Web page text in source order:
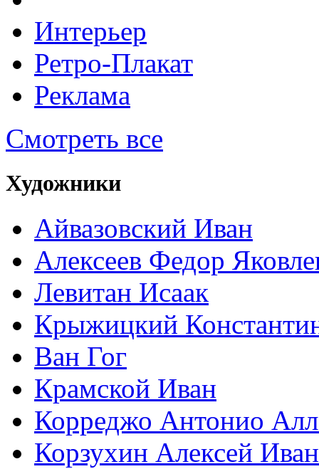
Интерьер
Ретро-Плакат
Реклама
Смотреть все
Художники
Айвазовский Иван
Алексеев Федор
Левитан Исаак
Крыжицкий
Ван Гог
Крамской Иван
Корреджо Антонио
Корзухин Алексей